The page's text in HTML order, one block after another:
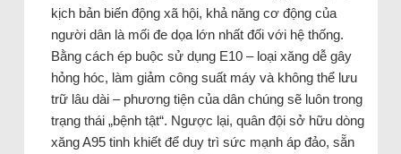
kịch bản biến động xã hội, khả năng cơ động của
người dân là mối đe dọa lớn nhất đối với hệ thống.
Bằng cách ép buộc sử dụng E10 – loại xăng dễ gây
hỏng hóc, làm giảm công suất máy và không thể lưu
trữ lâu dài – phương tiện của dân chúng sẽ luôn trong
trạng thái „bệnh tật“. Ngược lại, quân đội sở hữu dòng
xăng A95 tinh khiết để duy trì sức mạnh áp đảo, sẵn